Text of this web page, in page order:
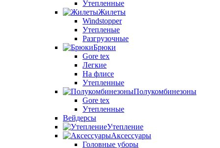
Утепленные
Жилеты
Windstopper
Утепленые
Разгрузочные
Брюки
Gore tex
Легкие
На флисе
Утепленные
Полукомбинезоны
Gore tex
Утепленные
Вейдерсы
Утепление
Аксессуары
Головные уборы